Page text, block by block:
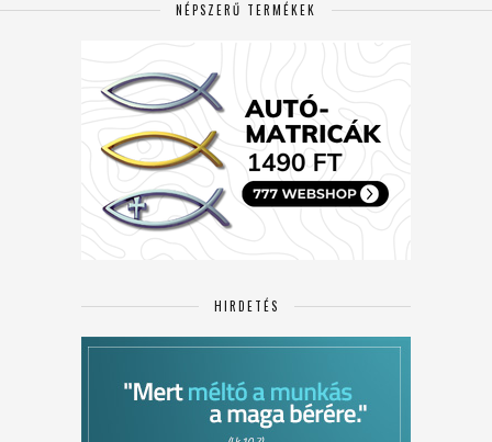
NÉPSZERŰ TERMÉKEK
HIRDETÉS